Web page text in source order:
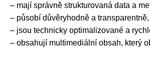
– mají správně strukturovaná data a
– působí důvěryhodně a transparentně,
– jsou technicky optimalizované a
– obsahují multimediální obsah, který